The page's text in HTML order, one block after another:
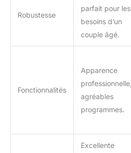
Robustesse
parfait pour les
besoins d’un
couple âgé.
Fonctionnalités
Apparence
professionnelle,
agréables
programmes.
Excellente